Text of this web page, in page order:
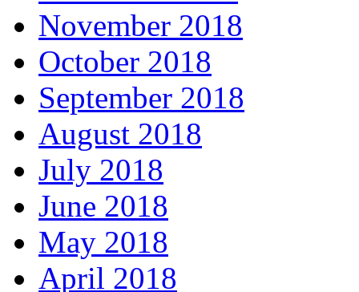
November 2018
October 2018
September 2018
August 2018
July 2018
June 2018
May 2018
April 2018